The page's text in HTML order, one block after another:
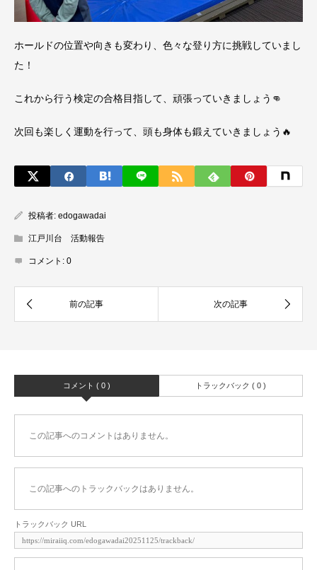
ホールドの位置や向きも変わり、色々な登り方に挑戦していまし
た！
これから行う検定の合格目指して、頑張っていきましょう👊
次回も楽しく運動を行って、頭も身体も鍛えていきましょう🔥
投稿者: edogawadai
江戸川台 活動報告
コメント: 0
コメント ( 0 ) トラックバック ( 0 )
この記事へのコメントはありません。
この記事へのトラックバックはありません。
トラックバック URL